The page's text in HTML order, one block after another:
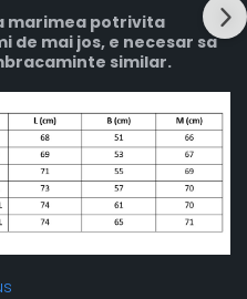
marimea potrivita
de mai jos, e necesar sa
similar.